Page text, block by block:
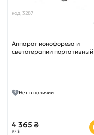
код 3287
Аппарат ионофореза и
светотерапии портативный
Нет в наличии
4 365 ₴
97 $